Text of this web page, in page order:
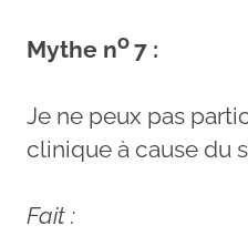
Mythe no 7 :
Je ne peux pas
clinique à cause du
Fait :